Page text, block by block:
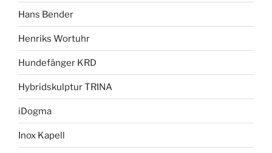
Hans Bender
Henriks Wortuhr
Hundefänger KRD
Hybridskulptur TRINA
iDogma
Inox Kapell